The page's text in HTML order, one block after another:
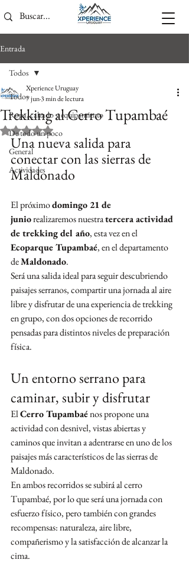
Entrada
Todos
Ropa, calzado y equipamiento
De todo un poco
General
Actividades
Todos
Trekking al Cerro Tupambaé
Xperience Uruguay
7 jun3 min de lectura
Obtuvo NaN de 5 estrellas.
Una nueva salida para
conectar con las sierras de
Maldonado
El próximo domingo 21 de
junio realizaremos nuestra tercera actividad
de trekking del año, esta vez en el
Ecoparque Tupambaé, en el departamento
de Maldonado.
Será una salida ideal para seguir descubriendo
paisajes serranos, compartir una jornada al aire
libre y disfrutar de una experiencia de trekking
en grupo, con dos opciones de recorrido
pensadas para distintos niveles de preparación
física.
Un entorno serrano para
caminar, subir y disfrutar
El Cerro Tupambaé nos propone una
actividad con desnivel, vistas abiertas y
caminos que invitan a adentrarse en uno de los
paisajes más característicos de las sierras de
Maldonado.
En ambos recorridos se subirá al cerro
Tupambaé, por lo que será una jornada con
esfuerzo físico, pero también con grandes
recompensas: naturaleza, aire libre,
compañerismo y la satisfacción de alcanzar la
cima.